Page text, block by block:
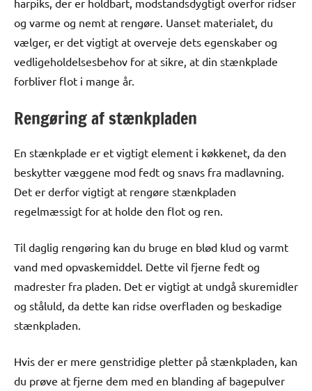
harpiks, der er holdbart, modstandsdygtigt overfor ridser
og varme og nemt at rengøre. Uanset materialet, du
vælger, er det vigtigt at overveje dets egenskaber og
vedligeholdelsesbehov for at sikre, at din stænkplade
forbliver flot i mange år.
Rengøring af stænkpladen
En stænkplade er et vigtigt element i køkkenet, da den
beskytter væggene mod fedt og snavs fra madlavning.
Det er derfor vigtigt at rengøre stænkpladen
regelmæssigt for at holde den flot og ren.
Til daglig rengøring kan du bruge en blød klud og varmt
vand med opvaskemiddel. Dette vil fjerne fedt og
madrester fra pladen. Det er vigtigt at undgå skuremidler
og ståluld, da dette kan ridse overfladen og beskadige
stænkpladen.
Hvis der er mere genstridige pletter på stænkpladen, kan
du prøve at fjerne dem med en blanding af bagepulver